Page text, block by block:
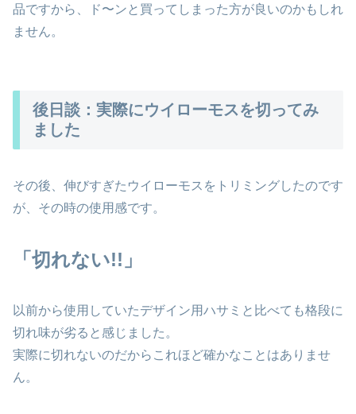
品ですから、ド〜ンと買ってしまった方が良いのかもしれ
ません。
後日談：実際にウイローモスを切ってみ
ました
その後、伸びすぎたウイローモスをトリミングしたのです
が、その時の使用感です。
「切れない!!」
以前から使用していたデザイン用ハサミと比べても格段に
切れ味が劣ると感じました。
実際に切れないのだからこれほど確かなことはありませ
ん。